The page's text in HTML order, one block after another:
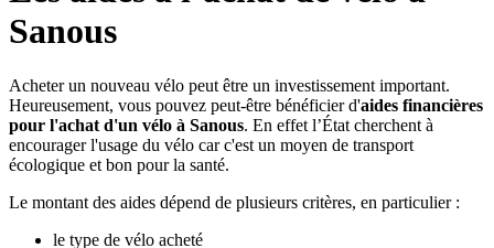
Sanous
Acheter un nouveau vélo peut être un investissement important.
Heureusement, vous pouvez peut-être bénéficier d'aides financières
pour l'achat d'un vélo à Sanous. En effet l’État cherchent à
encourager l'usage du vélo car c'est un moyen de transport
écologique et bon pour la santé.
Le montant des aides dépend de plusieurs critères, en particulier :
le type de vélo acheté